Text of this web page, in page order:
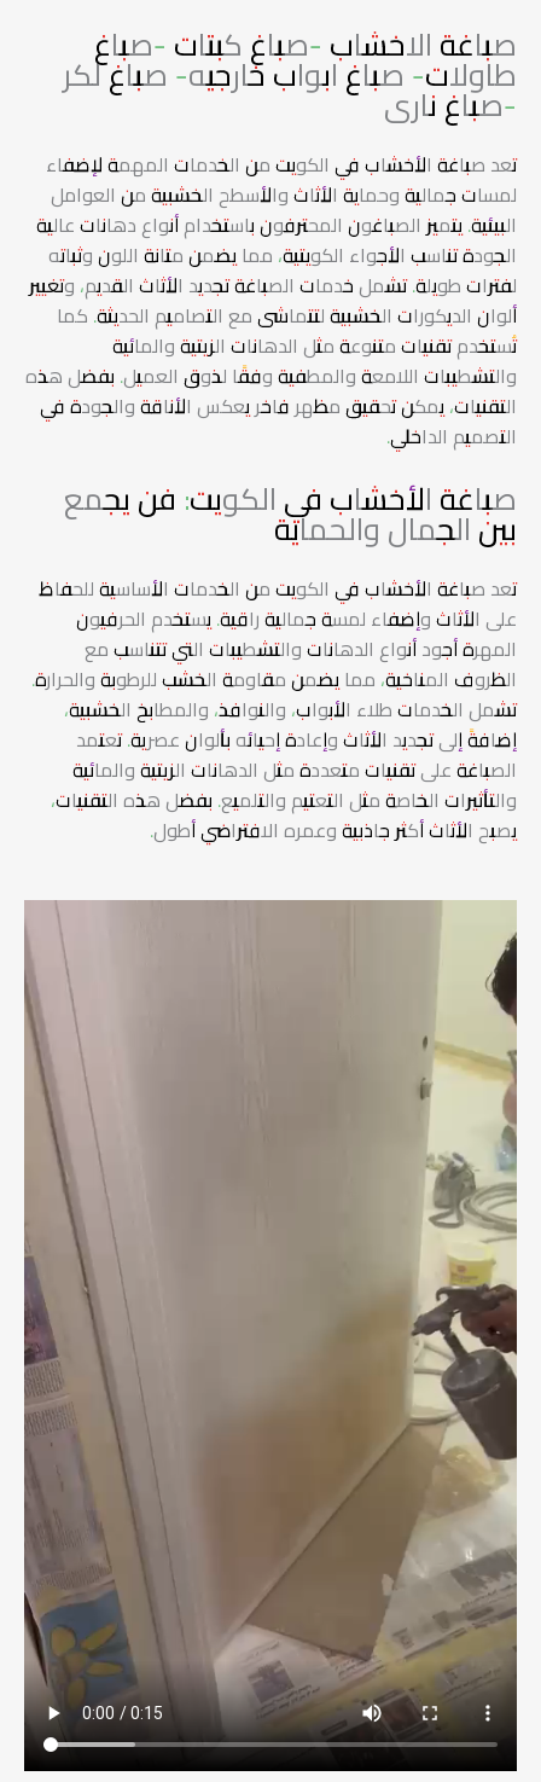
صباغة الاخشاب -صباغ كبتات -صباغ
طاولات- صباغ ابواب خارجيه- صباغ لكر
-صباغ نارى
تعد صباغة الأخشاب في الكويت من الخدمات المهمة لإضفاء
لمسات جمالية وحماية الأثاث والأسطح الخشبية من العوامل
البيئية. يتميز الصباغون المحترفون باستخدام أنواع دهانات عالية
الجودة تناسب الأجواء الكويتية، مما يضمن متانة اللون وثباته
لفترات طويلة. تشمل خدمات الصباغة تجديد الأثاث القديم، وتغيير
ألوان الديكورات الخشبية لتتماشى مع التصاميم الحديثة. كما
تُستخدم تقنيات متنوعة مثل الدهانات الزيتية والمائية
والتشطيبات اللامعة والمطفية وفقًا لذوق العميل. بفضل هذه
التقنيات، يمكن تحقيق مظهر فاخر يعكس الأناقة والجودة في
التصميم الداخلي.
صباغة الأخشاب في الكويت: فن يجمع
بين الجمال والحماية
تعد صباغة الأخشاب في الكويت من الخدمات الأساسية للحفاظ
على الأثاث وإضفاء لمسة جمالية راقية. يستخدم الحرفيون
المهرة أجود أنواع الدهانات والتشطيبات التي تتناسب مع
الظروف المناخية، مما يضمن مقاومة الخشب للرطوبة والحرارة.
تشمل الخدمات طلاء الأبواب، والنوافذ، والمطابخ الخشبية،
إضافةً إلى تجديد الأثاث وإعادة إحيائه بألوان عصرية. تعتمد
الصباغة على تقنيات متعددة مثل الدهانات الزيتية والمائية
والتأثيرات الخاصة مثل التعتيم والتلميع. بفضل هذه التقنيات،
يصبح الأثاث أكثر جاذبية وعمره الافتراضي أطول.